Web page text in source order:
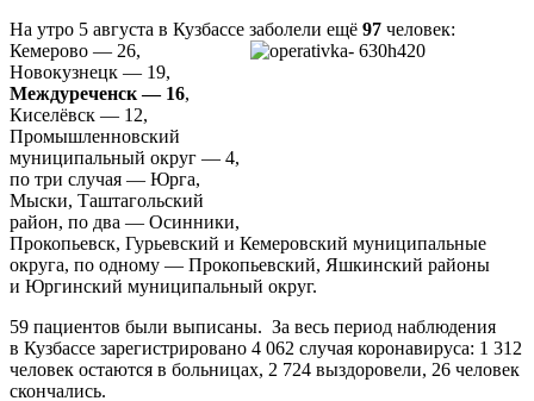
На утро 5 августа в Кузбассе заболели ещё 97 человек:
Кемерово — 26,
Новокузнецк — 19,
Междуреченск — 16,
Киселёвск — 12,
Промышленновский
муниципальный округ — 4,
по три случая — Юрга,
Мыски, Таштагольский
район, по два — Осинники,
Прокопьевск, Гурьевский и Кемеровский муниципальные
округа, по одному — Прокопьевский, Яшкинский районы
и Юргинский муниципальный округ.
59 пациентов были выписаны. За весь период наблюдения
в Кузбассе зарегистрировано 4 062 случая коронавируса: 1 312
человек остаются в больницах, 2 724 выздоровели, 26 человек
скончались.